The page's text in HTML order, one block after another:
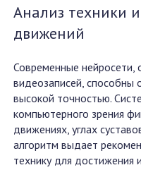
Анализ техники
движений
Современные нейросети,
видеозаписей, способны
высокой точностью.
компьютерного зрения
движениях, углах
алгоритм выдает
технику для достижения